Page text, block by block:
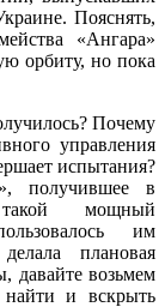
Пояснять,
«Ангара»
орбиту, но пока
Почему
управления
испытания?
получившее в
мощный
им
плановая
давайте возьмем
найти и вскрыть